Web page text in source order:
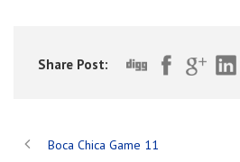
Share Post:
Boca Chica Game 11